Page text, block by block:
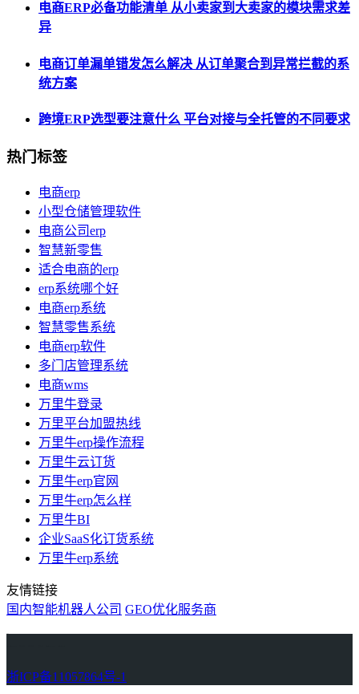
电商ERP必备功能清单 从小卖家到大卖家的模块需求差
异
电商订单漏单错发怎么解决 从订单聚合到异常拦截的系
统方案
跨境ERP选型要注意什么 平台对接与全托管的不同要求
热门标签
电商erp
小型仓储管理软件
电商公司erp
智慧新零售
适合电商的erp
erp系统哪个好
电商erp系统
智慧零售系统
电商erp软件
多门店管理系统
电商wms
万里牛登录
万里平台加盟热线
万里牛erp操作流程
万里牛云订货
万里牛erp官网
万里牛erp怎么样
万里牛BI
企业SaaS化订货系统
万里牛erp系统
友情链接
国内智能机器人公司 GEO优化服务商
浙ICP备11057864号-1